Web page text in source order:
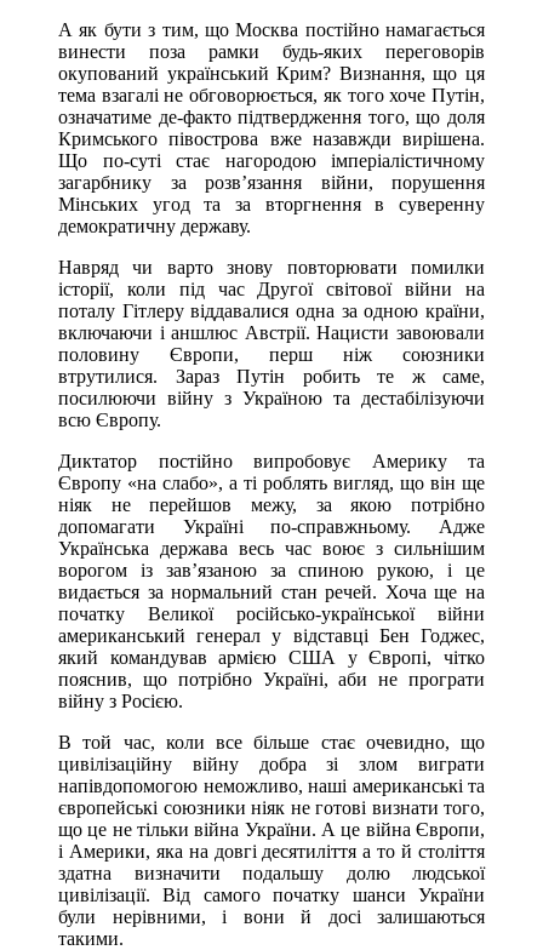
А як бути з тим, що Москва постійно намагається
винести поза рамки будь-яких переговорів
окупований український Крим? Визнання, що ця
тема взагалі не обговорюється, як того хоче Путін,
означатиме де-факто підтвердження того, що доля
Кримського півострова вже назавжди вирішена.
Що по-суті стає нагородою імперіалістичному
загарбнику за розв’язання війни, порушення
Мінських угод та за вторгнення в суверенну
демократичну державу.
Навряд чи варто знову повторювати помилки
історії, коли під час Другої світової війни на
поталу Гітлеру віддавалися одна за одною країни,
включаючи і аншлюс Австрії. Нацисти завоювали
половину Європи, перш ніж союзники
втрутилися. Зараз Путін робить те ж саме,
посилюючи війну з Україною та дестабілізуючи
всю Європу.
Диктатор постійно випробовує Америку та
Європу «на слабо», а ті роблять вигляд, що він ще
ніяк не перейшов межу, за якою потрібно
допомагати Україні по-справжньому. Адже
Українська держава весь час воює з сильнішим
ворогом із зав’язаною за спиною рукою, і це
видається за нормальний стан речей. Хоча ще на
початку Великої російсько-української війни
американський генерал у відставці Бен Годжес,
який командував армією США у Європі, чітко
пояснив, що потрібно Україні, аби не програти
війну з Росією.
В той час, коли все більше стає очевидно, що
цивілізаційну війну добра зі злом виграти
напівдопомогою неможливо, наші американські та
європейські союзники ніяк не готові визнати того,
що це не тільки війна України. А це війна Європи,
і Америки, яка на довгі десятиліття а то й століття
здатна визначити подальшу долю людської
цивілізації. Від самого початку шанси України
були нерівними, і вони й досі залишаються
такими.